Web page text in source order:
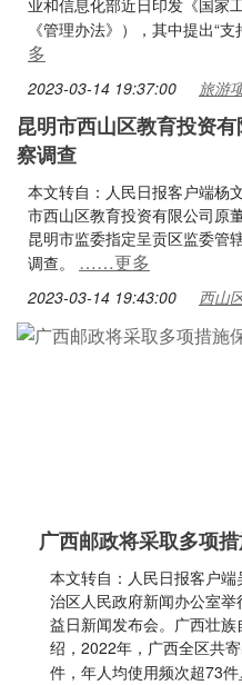
业和信息化部近日印发《国家
《管理办法》），其中提出“
多
2023-03-14 19:37:00 旅游
昆明市西山区教育投资
察调查
本文转自：人民日报客户端杨
市西山区教育投资有限公司原
昆明市监委指定呈贡区监委管
调查。 ……更多
2023-03-14 19:43:00 西山
广西邮政将采取多项
本文转自：人民日报客户
治区人民政府新闻办公室举
益日新闻发布会。广西壮
绍，2022年，广西全区共
件，年人均使用频次超73件